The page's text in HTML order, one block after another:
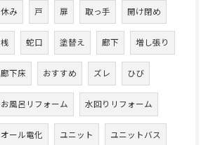
休み 戸 扉 取っ手 開け閉め
桟 蛇口 塗替え 廊下 増し張り
廊下床 おすすめ ズレ ひび
お風呂リフォーム 水回りリフォーム
オール電化 ユニット ユニットバス